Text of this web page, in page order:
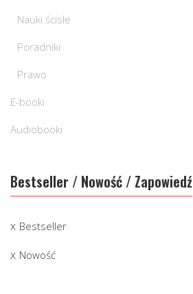
Nauki ścisłe
Poradniki
Prawo
E-booki
Audiobooki
Bestseller / Nowość / Zapowiedź
Bestseller
Nowość